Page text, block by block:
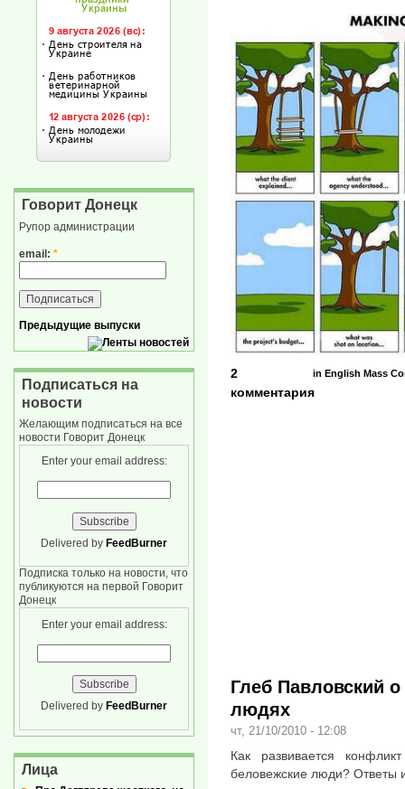
in English Mass
2
комментария
Глеб Павловский
людях
чт, 21/10/2010 - 12:08
Как развивается
беловежские люди? Ответы
Говорит Донецк
Рупор администрации
email: *
Предыдущие выпуски
Подписаться на
новости
Желающим подписаться на все
новости Говорит Донецк
Enter your email address:
Delivered by FeedBurner
Подписка только на новости, что
публикуются на первой Говорит
Донецк
Enter your email address:
Delivered by FeedBurner
Лица